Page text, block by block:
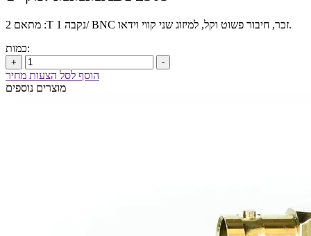
מתאם 2 :T נקבה 1/ BNC זכר, חיבור פשוט וקל, למיזוג שני קווי וידאו.
כמות:
+ -
הוסף לסל הצעות מחיר
מוצרים נוספים